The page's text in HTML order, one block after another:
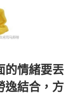
的情緒要丟
逸結合，方